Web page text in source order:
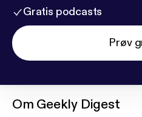
Gratis podcasts
Prøv
Om Geekly Digest